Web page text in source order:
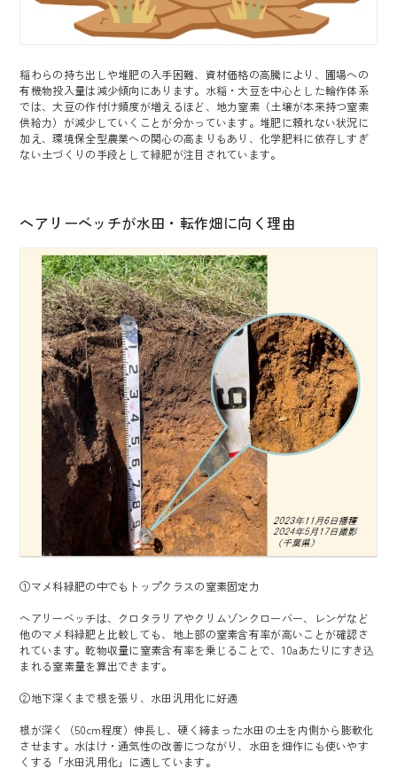
特定商取引に基づく表記
お問い合わせ
稲わらの持ち出しや堆肥の入手困難、資材価格の高騰により、圃場への
有機物投入量は減少傾向にあります。水稲・大豆を中心とした輪作体系
では、大豆の作付け頻度が増えるほど、地力窒素（土壌が本来持つ窒素
供給力）が減少していくことが分かっています。堆肥に頼れない状況に
加え、環境保全型農業への関心の高まりもあり、化学肥料に依存しすぎ
ない土づくりの手段として緑肥が注目されています。
ヘアリーベッチが水田・転作畑に向く理由
①マメ科緑肥の中でもトップクラスの窒素固定力
ヘアリーベッチは、クロタラリアやクリムゾンクローバー、レンゲなど
他のマメ科緑肥と比較しても、地上部の窒素含有率が高いことが確認さ
れています。乾物収量に窒素含有率を乗じることで、10aあたりにすき込
まれる窒素量を算出できます。
②地下深くまで根を張り、水田汎用化に好適
根が深く（50cm程度）伸長し、硬く締まった水田の土を内側から膨軟化
させます。水はけ・通気性の改善につながり、水田を畑作にも使いやす
くする「水田汎用化」に適しています。